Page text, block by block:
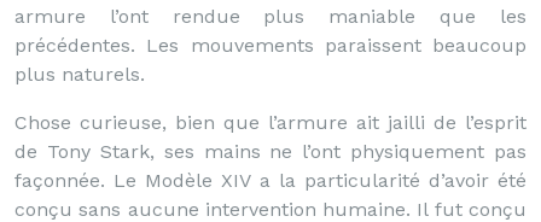
armure l’ont rendue plus maniable que les
précédentes. Les mouvements paraissent beaucoup
plus naturels.
Chose curieuse, bien que l’armure ait jailli de l’esprit
de Tony Stark, ses mains ne l’ont physiquement pas
façonnée. Le Modèle XIV a la particularité d’avoir été
conçu sans aucune intervention humaine. Il fut conçu